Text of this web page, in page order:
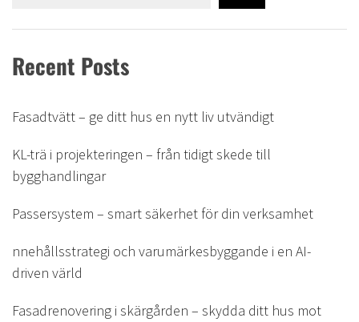
Recent Posts
Fasadtvätt – ge ditt hus en nytt liv utvändigt
KL-trä i projekteringen – från tidigt skede till
bygghandlingar
Passersystem – smart säkerhet för din verksamhet
nnehållsstrategi och varumärkesbyggande i en AI-
driven värld
Fasadrenovering i skärgården – skydda ditt hus mot